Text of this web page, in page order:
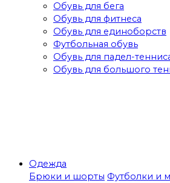
Обувь для бега
Обувь для фитнеса
Обувь для единоборств
Футбольная обувь
Обувь для падел-
Обувь для большого
Одежда
Брюки и шорты Футболки и